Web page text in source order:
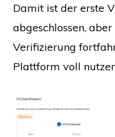
Damit ist der erste
abgeschlossen,
Verifizierung
Plattform voll